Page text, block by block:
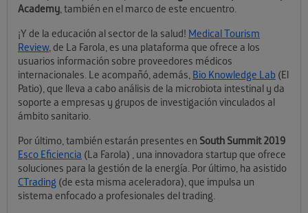
Academy, también en el marco de este encuentro.
¡Y de la educación al sector de la salud! Medical Tourism
Review, de La Farola, es una plataforma que ofrece a los
usuarios información sobre proveedores médicos
internacionales. Le acompañó, además, Bio Knowledge Lab (El
Patio), que lleva a cabo análisis de la microbiota intestinal y da
soporte a empresas y grupos de investigación vinculados al
ámbito sanitario.
Por último, también estarán presentes en South Summit 2019
Esco Eficiencia (La Farola) , una innovadora startup que ofrece
soluciones para la gestión de la energía. Por último, ha asistido
CTrading (de esta misma aceleradora), que impulsa un
sistema enfocado a profesionales del trading.